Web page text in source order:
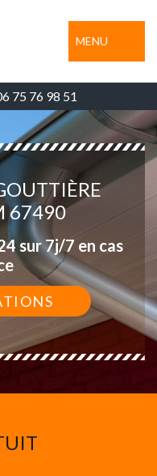
MENU
75 76 98 51
67490
sur 7j/7 en cas